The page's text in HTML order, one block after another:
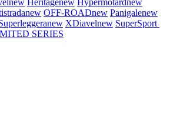
new Heritagenew Hypermotardnew
new OFF-ROADnew Panigalenew
new XDiavelnew SuperSport
SERIES